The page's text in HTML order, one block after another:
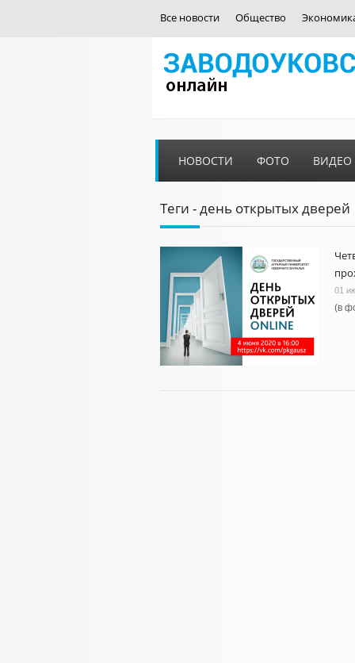
Все новости Общество
НОВОСТИ ФОТО ВИДЕО
Теги - день открытых дверей
01
(в